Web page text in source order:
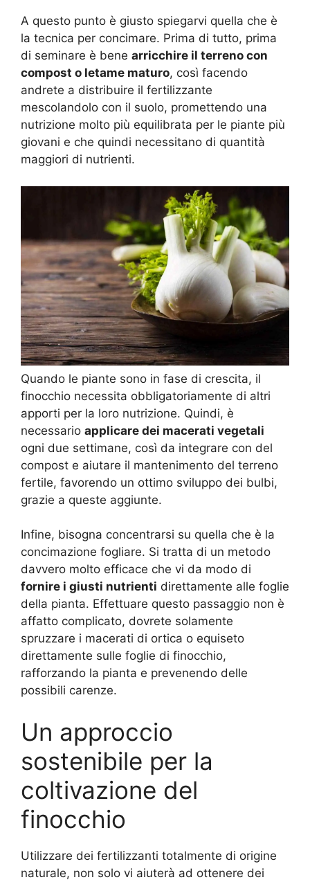
A questo punto è giusto spiegarvi quella che è
la tecnica per concimare. Prima di tutto, prima
di seminare è bene arricchire il terreno con
compost o letame maturo, così facendo
andrete a distribuire il fertilizzante
mescolandolo con il suolo, promettendo una
nutrizione molto più equilibrata per le piante più
giovani e che quindi necessitano di quantità
maggiori di nutrienti.
Quando le piante sono in fase di crescita, il
finocchio necessita obbligatoriamente di altri
apporti per la loro nutrizione. Quindi, è
necessario applicare dei macerati vegetali
ogni due settimane, così da integrare con del
compost e aiutare il mantenimento del terreno
fertile, favorendo un ottimo sviluppo dei bulbi,
grazie a queste aggiunte.
Infine, bisogna concentrarsi su quella che è la
concimazione fogliare. Si tratta di un metodo
davvero molto efficace che vi da modo di
fornire i giusti nutrienti direttamente alle foglie
della pianta. Effettuare questo passaggio non è
affatto complicato, dovrete solamente
spruzzare i macerati di ortica o equiseto
direttamente sulle foglie di finocchio,
rafforzando la pianta e prevenendo delle
possibili carenze.
Un approccio
sostenibile per la
coltivazione del
finocchio
Utilizzare dei fertilizzanti totalmente di origine
naturale, non solo vi aiuterà ad ottenere dei